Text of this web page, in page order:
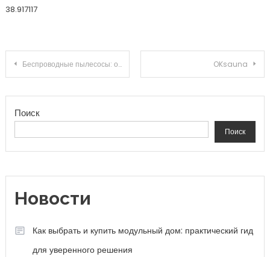
38.917117
Навигация по записям
Беспроводные пылесосы: освободите жизнь от проводов — что стоит знать перед покупкой? OKsauna
Поиск
Поиск
Новости
Как выбрать и купить модульный дом: практический гид
для уверенного решения